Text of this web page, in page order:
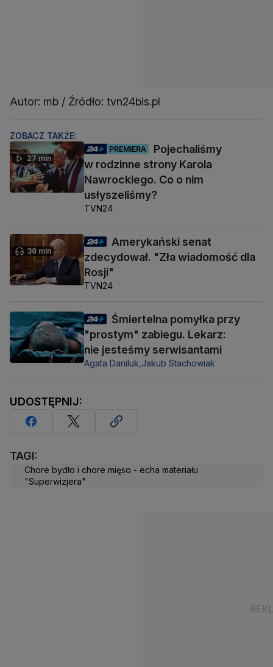
Autor: mb / Źródło: tvn24bis.pl
ZOBACZ TAKŻE:
27 min
PREMIERA
Pojechaliśmy
w rodzinne strony Karola
Nawrockiego. Co o nim
usłyszeliśmy?
TVN24
38 min
Amerykański senat
zdecydował. "Zła wiadomość dla
Rosji"
TVN24
Śmiertelna pomyłka przy
"prostym" zabiegu. Lekarz:
nie jesteśmy serwisantami
Agata Daniluk, Jakub Stachowiak
UDOSTĘPNIJ:
TAGI:
Chore bydło i chore mięso - echa materiału
"Superwizjera"